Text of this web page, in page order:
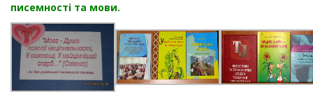
писемності та мови.